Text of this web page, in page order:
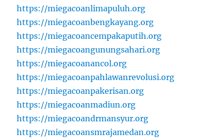
https://miegacoanlimapuluh.org
https://miegacoanbengkayang.org
https://miegacoancempakaputih.org
https://miegacoangunungsahari.org
https://miegacoanancol.org
https://miegacoanpahlawanrevolusi.org
https://miegacoanpakerisan.org
https://miegacoanmadiun.org
https://miegacoandrmansyur.org
https://miegacoansmrajamedan.org